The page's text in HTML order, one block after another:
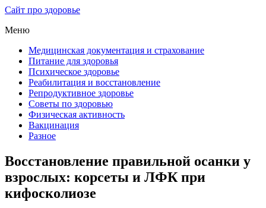
Сайт про здоровье
Меню
Медицинская документация и страхование
Питание для здоровья
Психическое здоровье
Реабилитация и восстановление
Репродуктивное здоровье
Советы по здоровью
Физическая активность
Вакцинация
Разное
Восстановление правильной осанки у
взрослых: корсеты и ЛФК при
кифосколиозе